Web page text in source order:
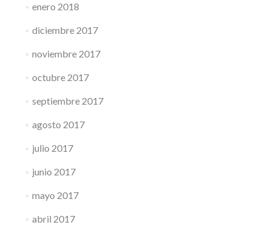
enero 2018
diciembre 2017
noviembre 2017
octubre 2017
septiembre 2017
agosto 2017
julio 2017
junio 2017
mayo 2017
abril 2017